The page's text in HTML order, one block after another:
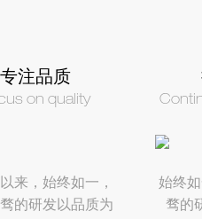
专注品质
on quality
来，始终如一，
的研发以品质为
始终
骛的